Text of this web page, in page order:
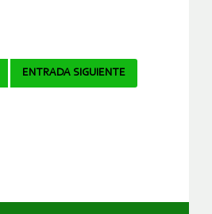
ENTRADA SIGUIENTE